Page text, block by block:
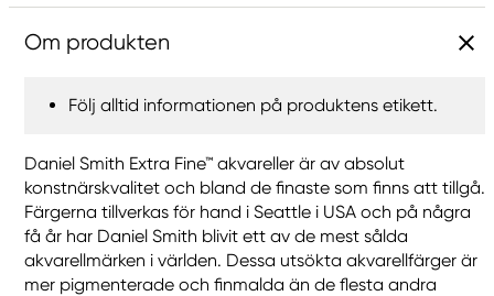
Om produkten
Följ alltid informationen på produktens etikett.
Daniel Smith Extra Fine™ akvareller är av absolut
konstnärskvalitet och bland de finaste som finns att tillgå.
Färgerna tillverkas för hand i Seattle i USA och på några
få år har Daniel Smith blivit ett av de mest sålda
akvarellmärken i världen. Dessa utsökta akvarellfärger är
mer pigmenterade och finmalda än de flesta andra